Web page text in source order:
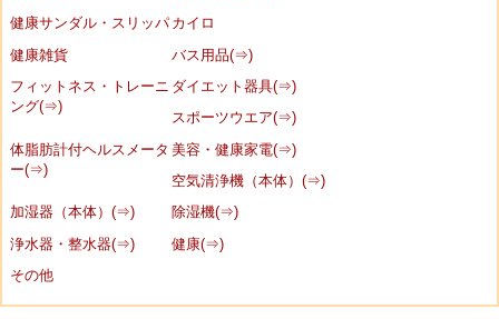
健康サンダル・スリッパ カイロ
健康雑貨
バス用品(⇒)
フィットネス・トレーニ
ング(⇒)
ダイエット器具(⇒)
スポーツウエア(⇒)
体脂肪計付ヘルスメータ
ー(⇒)
美容・健康家電(⇒)
空気清浄機（本体）(⇒)
加湿器（本体）(⇒)
除湿機(⇒)
浄水器・整水器(⇒)
健康(⇒)
その他